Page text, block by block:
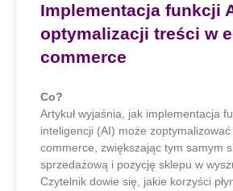
Implementacja funkcji
optymalizacji treści w
commerce
Co?
Artykuł wyjaśnia, jak implementacja
inteligencji (AI) może
commerce, zwiększając tym samym
sprzedażową i pozycję sklepu w
Czytelnik dowie się, jakie korzyści